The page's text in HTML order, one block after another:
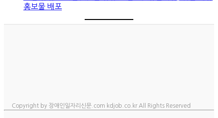
홍보물 배포
Copyright by 장애인일자리신문.com kdjob.co.kr All Rights Reserved